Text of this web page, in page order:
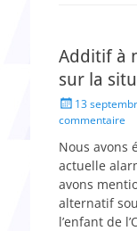
Additif à
sur la
Posted
on
13
commentaire
Nous avons
actuelle
avons
alternatif
l’enfant de